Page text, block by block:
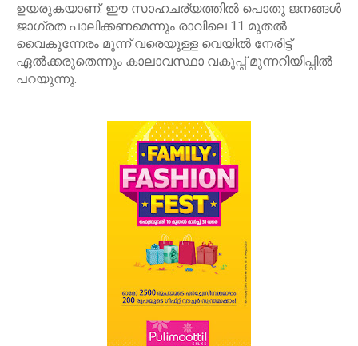
ഉയരുകയാണ്. ഈ സാഹചര്യത്തിൽ പൊതു ജനങ്ങൾ
ജാഗ്രത പാലിക്കണമെന്നും രാവിലെ 11 മുതൽ
വൈകുന്നേരം മൂന്ന് വരെയുള്ള വെയിൽ നേരിട്ട്
ഏൽക്കരുതെന്നും കാലാവസ്ഥാ വകുപ്പ് മുന്നറിയിപ്പിൽ
പറയുന്നു.